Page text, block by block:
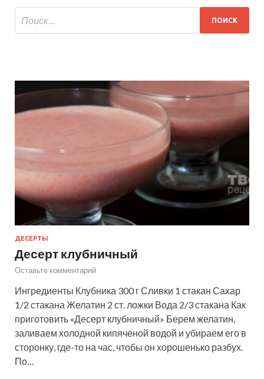
ДЕСЕРТЫ
Десерт клубничный
Оставьте комментарий
Ингредиенты Клубника 300 г Сливки 1 стакан Сахар
1/2 стакана Желатин 2 ст. ложки Вода 2/3 стакана Как
приготовить «Десерт клубничный» Берем желатин,
заливаем холодной кипяченой водой и убираем его в
сторонку, где-то на час, чтобы он хорошенько разбух.
По…